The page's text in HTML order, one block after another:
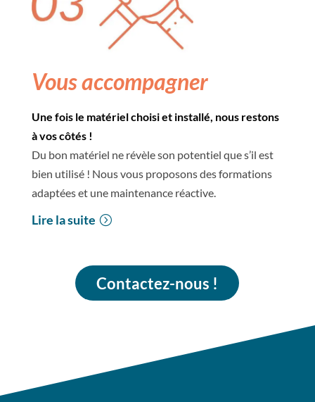
Vous accompagner
Une fois le matériel choisi et installé, nous restons
à vos côtés !
Du bon matériel ne révèle son potentiel que s’il est
bien utilisé ! Nous vous proposons des formations
adaptées et une maintenance réactive.
Lire la suite
Contactez-nous !